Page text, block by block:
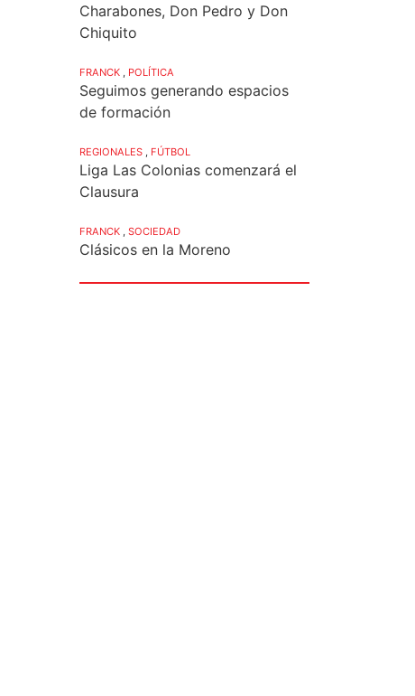
Charabones, Don Pedro y Don
Chiquito
FRANCK POLÍTICA
Seguimos generando espacios
de formación
REGIONALES FÚTBOL
Liga Las Colonias comenzará el
Clausura
FRANCK SOCIEDAD
Clásicos en la Moreno